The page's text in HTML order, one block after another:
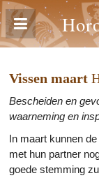
Vissen maart
Bescheiden en
waarneming en
In maart kunnen
met hun partner
goede stemming